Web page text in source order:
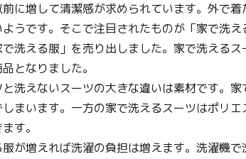
に増して清潔感が求められています。外で
うです。そこで注目されたものが「家で洗
洗える服」を売り出しました。家で洗える
となりました。
洗えないスーツの大きな違いは素材です。
まいます。一方の家で洗えるスーツはポリ
す。
が増えれば洗濯の負担は増えます。洗濯機